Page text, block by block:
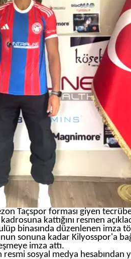
Taçspor forması giyen
kattığını resmen
binasında düzenlenen imza
sonuna kadar Kilyosspor'a
imza attı.
sosyal medya hesabından